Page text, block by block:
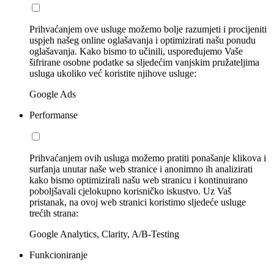
Prihvaćanjem ove usluge možemo bolje razumjeti i procijeniti
uspjeh našeg online oglašavanja i optimizirati našu ponudu
oglašavanja. Kako bismo to učinili, uspoređujemo Vaše
šifrirane osobne podatke sa sljedećim vanjskim pružateljima
usluga ukoliko već koristite njihove usluge:
Google Ads
Performanse
Prihvaćanjem ovih usluga možemo pratiti ponašanje klikova i
surfanja unutar naše web stranice i anonimno ih analizirati
kako bismo optimizirali našu web stranicu i kontinuirano
poboljšavali cjelokupno korisničko iskustvo. Uz Vaš
pristanak, na ovoj web stranici koristimo sljedeće usluge
trećih strana:
Google Analytics, Clarity, A/B-Testing
Funkcioniranje